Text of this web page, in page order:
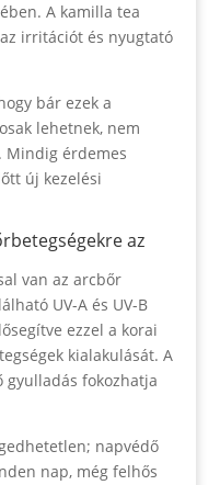
A kamilla tea
irritációt és nyugtató
bár ezek a
lehetnek, nem
Mindig érdemes
új kezelési
az
van az arcbőr
UV-A és UV-B
ezzel a korai
kialakulását. A
gyulladás fokozhatja
napvédő
nap, még felhős